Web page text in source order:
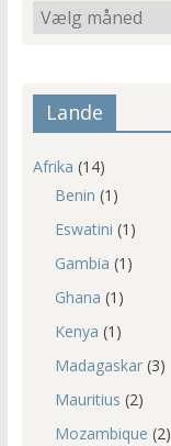
Ældre
Lande
Afrika (14)
Benin (1)
Eswatini (1)
Gambia (1)
Ghana (1)
Kenya (1)
Madagaskar(3)
Mauritius (2)
Mozambique (2)